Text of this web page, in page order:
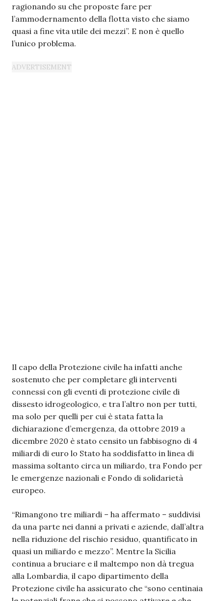
ragionando su che proposte fare per
l’ammodernamento della flotta visto che siamo
quasi a fine vita utile dei mezzi”. E non è quello
l’unico problema.
Il capo della Protezione civile ha infatti anche
sostenuto che per completare gli interventi
connessi con gli eventi di protezione civile di
dissesto idrogeologico, e tra l’altro non per tutti,
ma solo per quelli per cui è stata fatta la
dichiarazione d’emergenza, da ottobre 2019 a
dicembre 2020 è stato censito un fabbisogno di 4
miliardi di euro lo Stato ha soddisfatto in linea di
massima soltanto circa un miliardo, tra Fondo per
le emergenze nazionali e Fondo di solidarietà
europeo.
“Rimangono tre miliardi – ha affermato – suddivisi
da una parte nei danni a privati e aziende, dall’altra
nella riduzione del rischio residuo, quantificato in
quasi un miliardo e mezzo”. Mentre la Sicilia
continua a bruciare e il maltempo non dà tregua
alla Lombardia, il capo dipartimento della
Protezione civile ha assicurato che “sono centinaia